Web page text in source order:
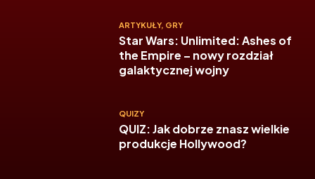
ARTYKUŁY, GRY
Star Wars: Unlimited: Ashes of
the Empire – nowy rozdział
galaktycznej wojny
QUIZY
QUIZ: Jak dobrze znasz wielkie
produkcje Hollywood?